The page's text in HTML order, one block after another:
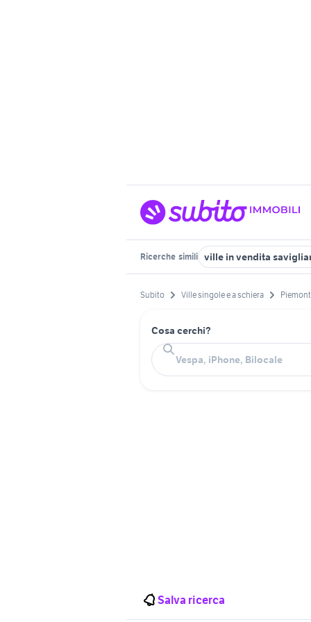
Ricerche simili ville in vendita
Subito Ville singole e a schiera
Cosa cerchi?
Salva ricerca